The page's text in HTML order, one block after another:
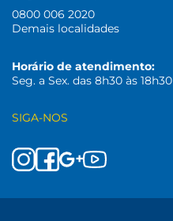
0800 006 2020
Demais localidades
Horário de atendimento:
Seg. a Sex. das 8h30 às 18h30
SIGA-NOS